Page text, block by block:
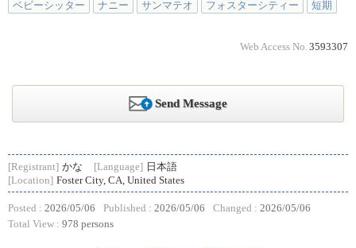
ベビーシッター ナニー サンマテオ フォスターシティー 短期
Web Access No. 3593307
Send Message
[Registrant] かな [Language] 日本語
[Location] Foster City, CA, United States
Posted : 2026/05/06 Published : 2026/05/06 Changed : 2026/05/06
Total View : 978 persons